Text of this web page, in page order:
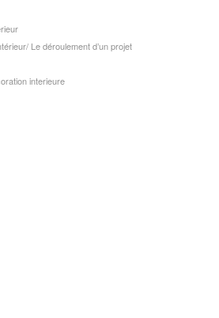
Le déroulement d’un projet
interieure